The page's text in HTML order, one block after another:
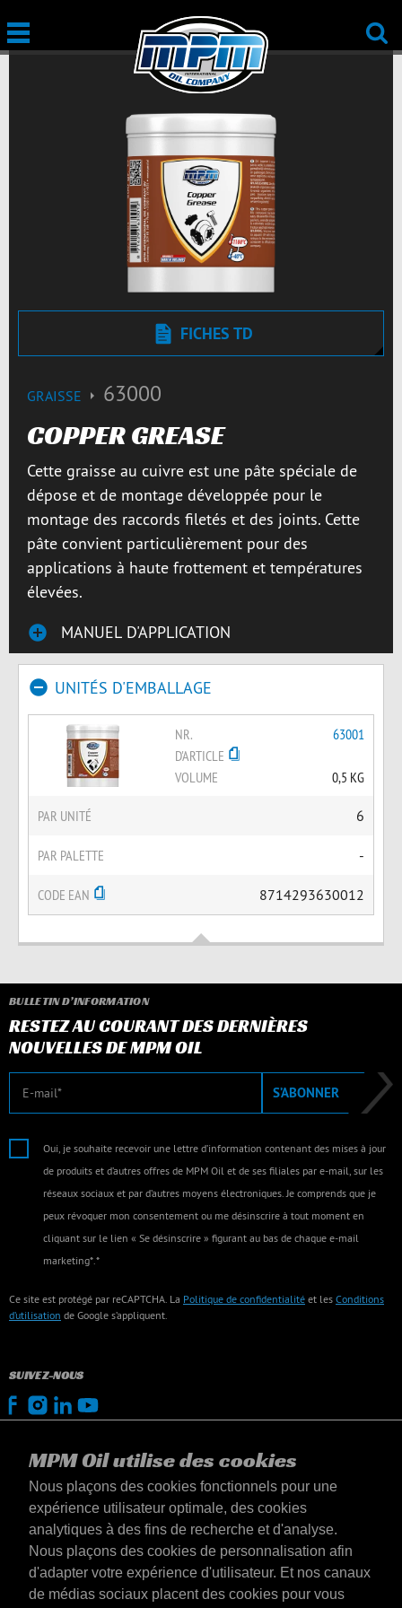
MPM Oil utilise des cookies
Nous plaçons des cookies fonctionnels pour une
expérience utilisateur optimale, des cookies
analytiques à des fins de recherche et d'analyse.
Nous plaçons des cookies de personnalisation afin
d'adapter votre expérience d'utilisateur. Et nos canaux
de médias sociaux placent des cookies pour vous
FICHES TD
GRAISSE 63000
COPPER GREASE
Cette graisse au cuivre est une pâte spéciale de
dépose et de montage développée pour le
montage des raccords filetés et des joints. Cette
pâte convient particulièrement pour des
applications à haute frottement et températures
élevées.
MANUEL D'APPLICATION
UNITÉS D'EMBALLAGE
NR.
D'ARTICLE
63001
VOLUME 0,5 KG
PAR UNITÉ 6
PAR PALETTE -
CODE EAN 8714293630012
BULLETIN D’INFORMATION
RESTEZ AU COURANT DES DERNIÈRES
NOUVELLES DE MPM OIL
E-mail S’ABONNER
Oui, je souhaite recevoir une lettre d’information contenant des mises à jour
de produits et d’autres offres de MPM Oil et de ses filiales par e-mail, sur les
réseaux sociaux et par d’autres moyens électroniques. Je comprends que je
peux révoquer mon consentement ou me désinscrire à tout moment en
cliquant sur le lien « Se désinscrire » figurant au bas de chaque e-mail
marketing*.*
Ce site est protégé par reCAPTCHA. La Politique de confidentialité et les Conditions
d’utilisation de Google s’appliquent.
SUIVEZ-NOUS